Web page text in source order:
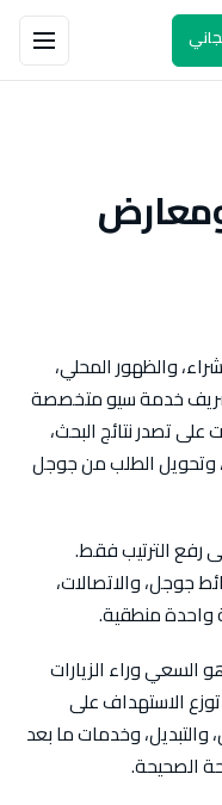
والظهور المحلي،
خدمة سيو متخصصة
تصدر نتائج البحث،
الطلب من جوجل
رفع الترتيب فقط.
جوجل، والاتصالات،
واحدة منطقية.
السعي وراء الزيارات
الاستهداف على
والتبديل، وخدمات ما بعد
الصحيحة.